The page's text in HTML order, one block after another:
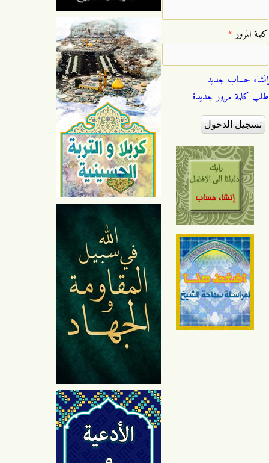
‏كلمة المرور ‏*
إنشاء حساب جديد
طلب كلمة مرور جديدة